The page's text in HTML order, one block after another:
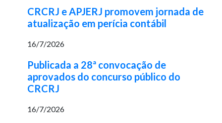
CRCRJ e APJERJ promovem jornada de
atualização em perícia contábil
16/7/2026
Publicada a 28ª convocação de
aprovados do concurso público do
CRCRJ
16/7/2026